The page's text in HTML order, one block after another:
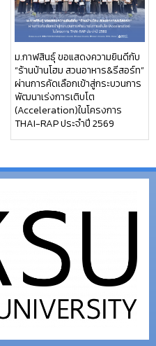
ม.กาฬสินธุ์ ขอแสดงความยินดีกับ
“ร้านบ้านโฮม สวนอาหาร&รีสอร์ท”
ผ่านการคัดเลือกเข้าสู่กระบวนการ
พัฒนาเร่งการเติบโต
(Acceleration)ในโครงการ
THAI-RAP ประจำปี 2569